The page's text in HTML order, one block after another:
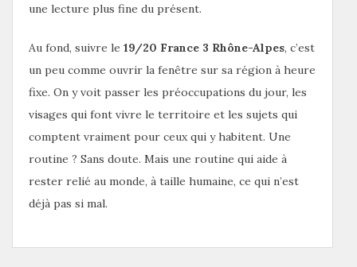
une lecture plus fine du présent.
Au fond, suivre le 19/20 France 3 Rhône-Alpes, c’est
un peu comme ouvrir la fenêtre sur sa région à heure
fixe. On y voit passer les préoccupations du jour, les
visages qui font vivre le territoire et les sujets qui
comptent vraiment pour ceux qui y habitent. Une
routine ? Sans doute. Mais une routine qui aide à
rester relié au monde, à taille humaine, ce qui n’est
déjà pas si mal.